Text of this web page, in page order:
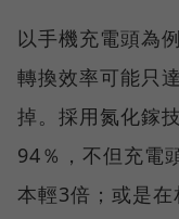
以手機充電頭為
轉換效率可能只
掉。採用氮化鎵
94％，不但充電
本輕3倍；或是